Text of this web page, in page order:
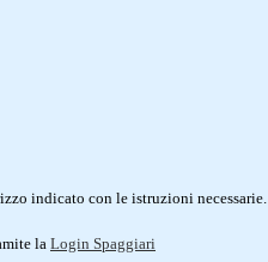
indicato con le istruzioni necessarie.
la Login Spaggiari